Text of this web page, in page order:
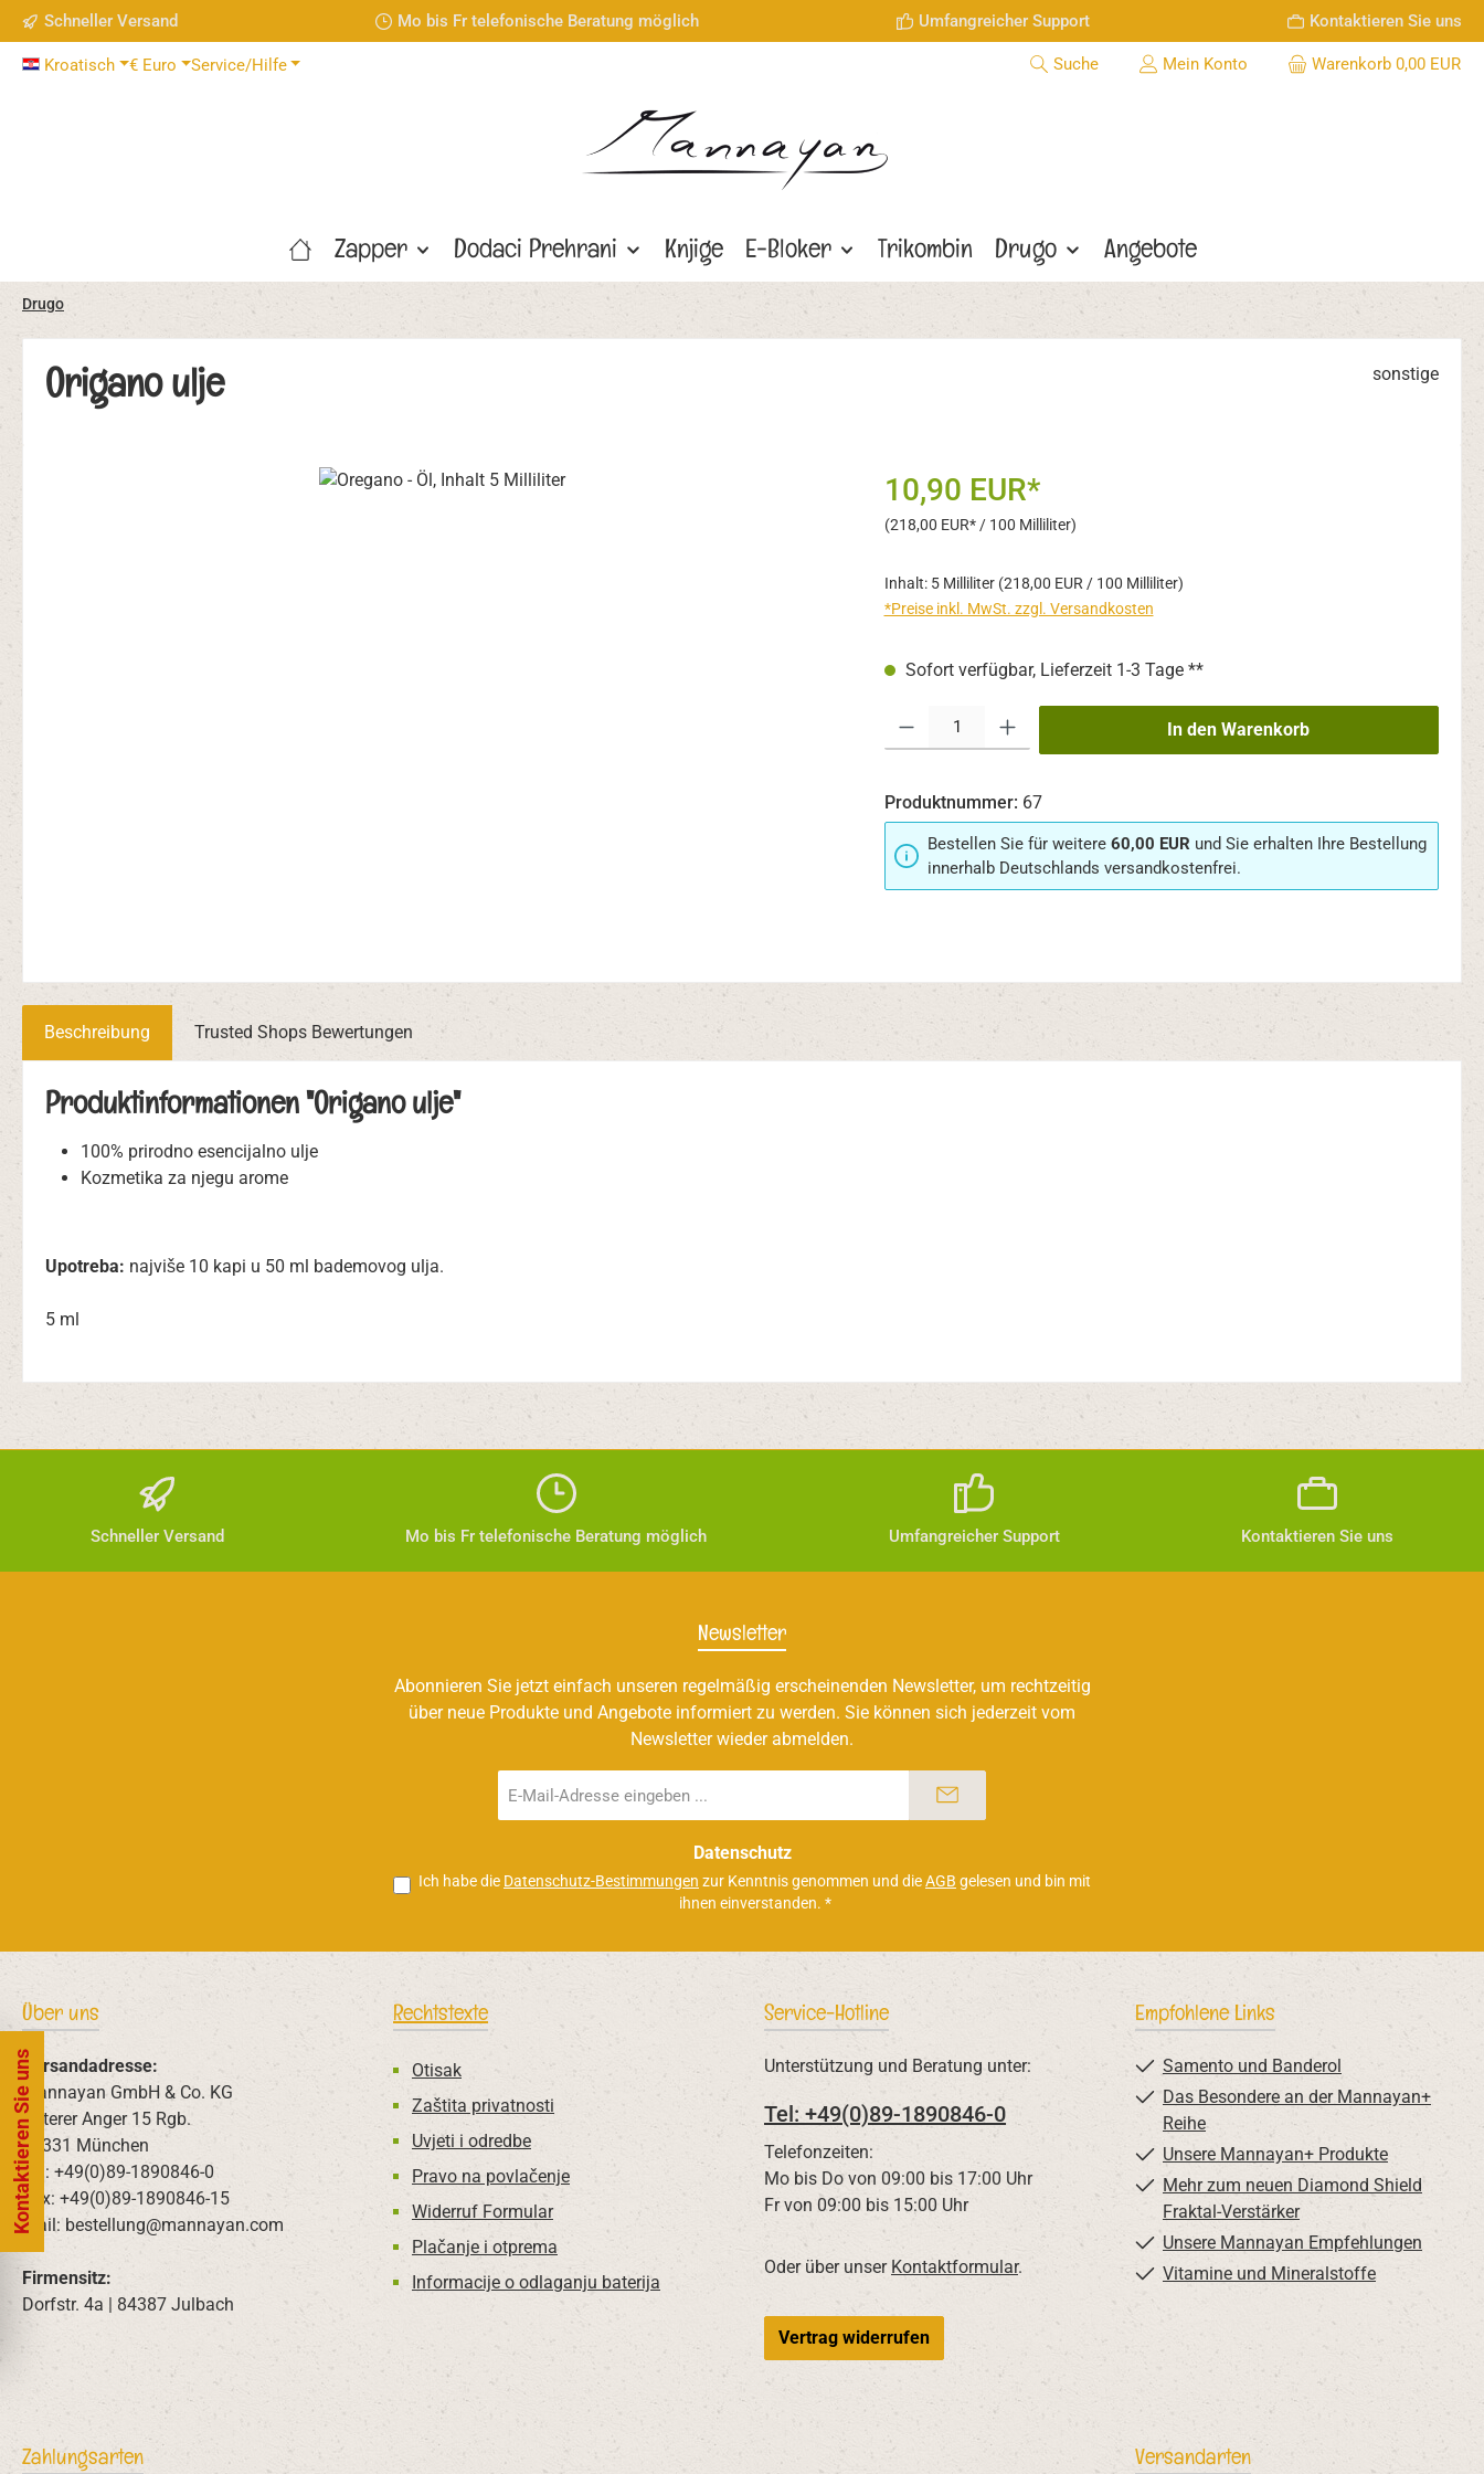
Hauptinhalt springen
Zur Suche springen
Zur Hauptnavigation springen
Schneller Versand Mo bis Fr telefonische Beratung möglich Umfangreicher Support Kontaktieren Sie uns
Kroatisch € Euro Service/Hilfe Suche Mein Konto Warenkorb 0,00 EUR
Zapper Dodaci Prehrani Knjige E-Bloker Trikombin Drugo Angebote
Drugo
Origano ulje sonstige
10,90 EUR*
(218,00 EUR* / 100 Milliliter)
Inhalt: 5 Milliliter (218,00 EUR / 100 Milliliter)
*Preise inkl. MwSt. zzgl. Versandkosten
Sofort verfügbar, Lieferzeit 1-3 Tage **
Produkt Anzahl: Gib den gewünschten Wert ein oder benutze die Schaltflächen um die
In den Warenkorb
Produktnummer: 67
Bestellen Sie für weitere 60,00 EUR und Sie erhalten Ihre Bestellung
innerhalb Deutschlands versandkostenfrei.
Beschreibung Trusted Shops Bewertungen
Produktinformationen "Origano ulje"
100% prirodno esencijalno ulje
Kozmetika za njegu arome
Upotreba: najviše 10 kapi u 50 ml bademovog ulja.
5 ml
Schneller Versand Mo bis Fr telefonische Beratung möglich Umfangreicher Support Kontaktieren Sie uns
Newsletter
Abonnieren Sie jetzt einfach unseren regelmäßig erscheinenden Newsletter, um rechtzeitig
über neue Produkte und Angebote informiert zu werden. Sie können sich jederzeit vom
Newsletter wieder abmelden.
Mail-
Datenschutz
Ich habe die Datenschutz-Bestimmungen zur Kenntnis genommen und dieAGB gelesen und bin mit
ihnen einverstanden. *
Über uns
Versandadresse:
Mannayan GmbH & Co. KG
Unterer Anger 15 Rgb.
80331 München
Tel: +49(0)89-1890846-0
Fax: +49(0)89-1890846-15
Mail: bestellung@mannayan.com
Firmensitz:
Dorfstr. 4a | 84387 Julbach
Rechtstexte
Otisak
Zaštita privatnosti
Uvjeti i odredbe
Pravo na povlačenje
Widerruf Formular
Plačanje i otprema
Informacije o odlaganju baterija
Service-Hotline
Unterstützung und Beratung unter:
Tel: +49(0)89-1890846-0
Telefonzeiten:
Mo bis Do von 09:00 bis 17:00 Uhr
Fr von 09:00 bis 15:00 Uhr
Oder über unser Kontaktformular.
Vertrag widerrufen
Empfohlene Links
Samento und Banderol
Das Besondere an der Mannayan+
Reihe
Unsere Mannayan+ Produkte
Mehr zum neuen Diamond Shield
Fraktal-Verstärker
Unsere Mannayan Empfehlungen
Vitamine und Mineralstoffe
Zahlungsarten Versandarten
Kontaktieren Sie uns